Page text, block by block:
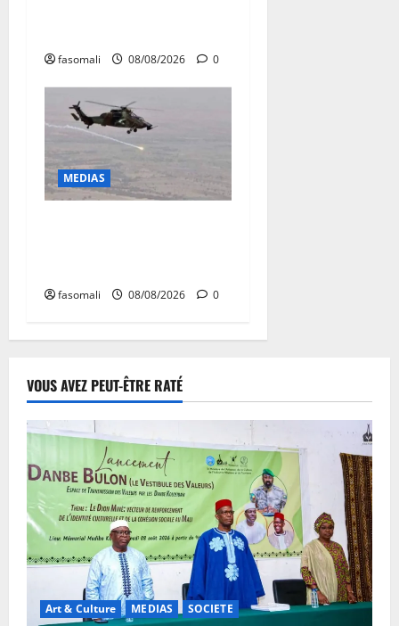
fasomali 08/08/2026 0
MEDIAS
fasomali 08/08/2026 0
VOUS AVEZ PEUT-ÊTRE RATÉ
Art & Culture MEDIAS SOCIETE